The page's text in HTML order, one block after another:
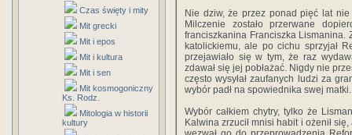
Czas święty i mity
Mit grecki
Mit i epos
Mit i kultura
Mit i sen
Mit kosmogoniczny
Ks. Rodz.
Mitologia w historii
kultury
Nie dziw, że przez ponad pięć lat
Milczenie zostało przerwane
franciszkanina Franciszka Lismanina.
katolickiemu, ale po cichu sprzyjał
przejawiało się w tym, że raz
zdawał się jej pobłażać. Nigdy nie
często wysyłał zaufanych ludzi za
wybór padł na spowiednika swej matki.
Wybór całkiem chytry, tylko że
Kalwina zrzucił mnisi habit i ożenił